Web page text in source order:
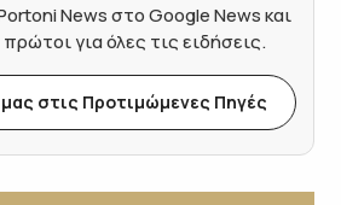
News στο Google News και
για όλες τις ειδήσεις.
στις Προτιμώμενες Πηγές